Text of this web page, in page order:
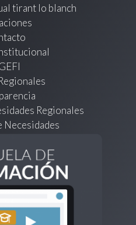
tirant lo blanch
Regionales
Necesidades